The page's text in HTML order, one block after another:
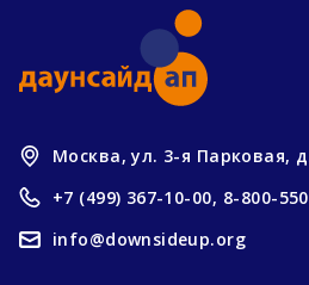
Москва, ул. 3-я Парковая,
+7 (499) 367-10-00, 8-800-
info@downsideup.org